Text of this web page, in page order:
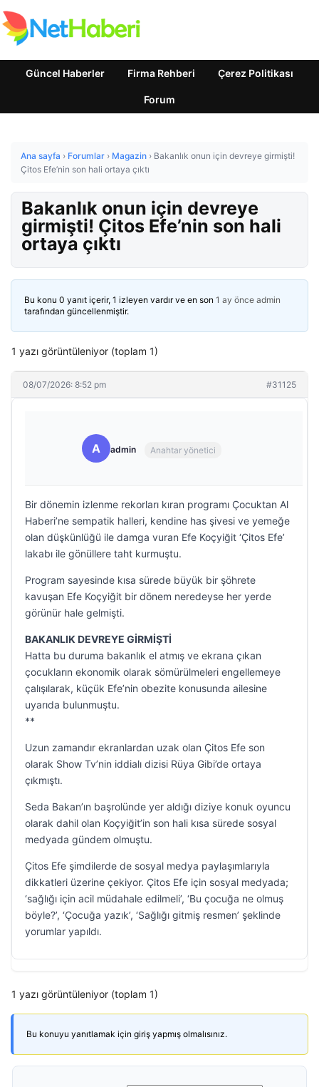
Güncel Haberler Firma Rehberi Çerez Politikası
Forum
Ana sayfa › Forumlar › Magazin › Bakanlık onun için devreye girmişti!
Çitos Efe’nin son hali ortaya çıktı
Bakanlık onun için devreye
girmişti! Çitos Efe’nin son hali
ortaya çıktı
Bu konu 0 yanıt içerir, 1 izleyen vardır ve en son 1 ay önce admin
tarafından güncellenmiştir.
1 yazı görüntüleniyor (toplam 1)
08/07/2026: 8:52 pm #31125
A admin Anahtar yönetici
Bir dönemin izlenme rekorları kıran programı Çocuktan Al
Haberi’ne sempatik halleri, kendine has şivesi ve yemeğe
olan düşkünlüğü ile damga vuran Efe Koçyiğit ‘Çitos Efe’
lakabı ile gönüllere taht kurmuştu.
Program sayesinde kısa sürede büyük bir şöhrete
kavuşan Efe Koçyiğit bir dönem neredeyse her yerde
görünür hale gelmişti.
BAKANLIK DEVREYE GİRMİŞTİ
Hatta bu duruma bakanlık el atmış ve ekrana çıkan
çocukların ekonomik olarak sömürülmeleri engellemeye
çalışılarak, küçük Efe’nin obezite konusunda ailesine
uyarıda bulunmuştu.
**
Uzun zamandır ekranlardan uzak olan Çitos Efe son
olarak Show Tv’nin iddialı dizisi Rüya Gibi’de ortaya
çıkmıştı.
Seda Bakan’ın başrolünde yer aldığı diziye konuk oyuncu
olarak dahil olan Koçyiğit’in son hali kısa sürede sosyal
medyada gündem olmuştu.
Çitos Efe şimdilerde de sosyal medya paylaşımlarıyla
dikkatleri üzerine çekiyor. Çitos Efe için sosyal medyada;
‘sağlığı için acil müdahale edilmeli’, ‘Bu çocuğa ne olmuş
böyle?’, ‘Çocuğa yazık’, ‘Sağlığı gitmiş resmen’ şeklinde
yorumlar yapıldı.
1 yazı görüntüleniyor (toplam 1)
Bu konuyu yanıtlamak için giriş yapmış olmalısınız.